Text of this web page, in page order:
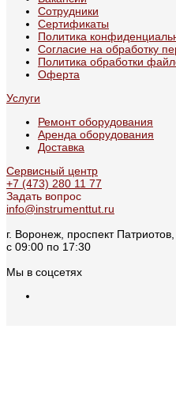
Сотрудники
Сертификаты
Политика
Согласие на обработку
Политика обработки
Оферта
Услуги
Ремонт оборудования
Аренда оборудования
Доставка
Сервисный центр
+7 (473) 280 11 77
Задать вопрос
info@instrumenttut.ru
г. Воронеж, проспект
с 09:00 по 17:30
Мы в соцсетях